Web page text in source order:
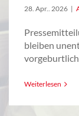
28. Apr.. 2026 |
bleiben
Weiterlesen